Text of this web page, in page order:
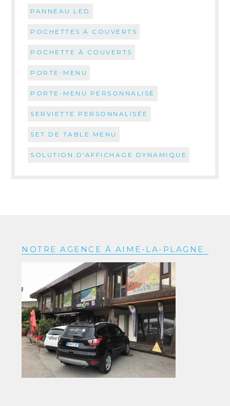
PANNEAU LED
POCHETTES À COUVERTS
POCHETTE À COUVERTS
PORTE-MENU
PORTE-MENU PERSONNALISÉ
SERVIETTE PERSONNALISÉE
SET DE TABLE MENU
SOLUTION D'AFFICHAGE DYNAMIQUE
NOTRE AGENCE À AIME-LA-PLAGNE